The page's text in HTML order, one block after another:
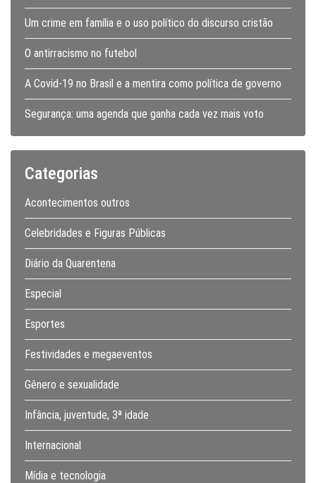
Um crime em família e o uso político do discurso cristão
O antirracismo no futebol
A Covid-19 no Brasil e a mentira como política de governo
Segurança: uma agenda que ganha cada vez mais voto
Categorias
Acontecimentos outros
Celebridades e Figuras Públicas
Diário da Quarentena
Especial
Esportes
Festividades e megaeventos
Gênero e sexualidade
Infância, juventude, 3ª idade
Internacional
Mídia e tecnologia